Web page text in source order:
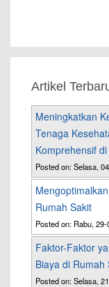
Artikel
Meningkatkan
Tenaga
Komprehensif
Posted on: Selasa,
Rumah Sakit
Posted on: Rabu,
Faktor-Faktor
Biaya di Rumah
Posted on: Selasa,